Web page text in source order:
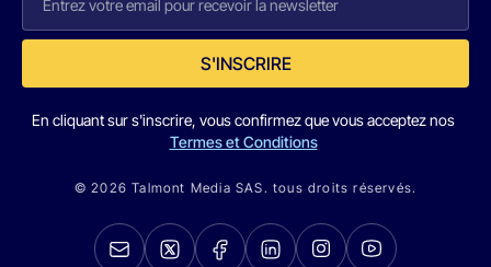
S'INSCRIRE
En cliquant sur s'inscrire, vous confirmez que vous acceptez nos
Termes et Conditions
© 2026 Talmont Media SAS. tous droits réservés.